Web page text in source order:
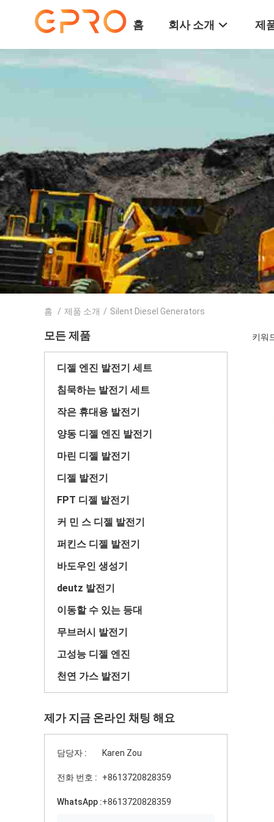
홈 회사 소개 제
홈 / 제품 소개 / Silent Diesel Generators
모든 제품
디젤 엔진 발전기 세트
침묵하는 발전기 세트
작은 휴대용 발전기
양동 디젤 엔진 발전기
마린 디젤 발전기
디젤 발전기
FPT 디젤 발전기
커 민 스 디젤 발전기
퍼킨스 디젤 발전기
바도우인 생성기
deutz 발전기
이동할 수 있는 등대
무브러시 발전기
고성능 디젤 엔진
천연 가스 발전기
제가 지금 온라인 채팅 해요
담당자 : Karen Zou
전화 번호 : +8613720828359
WhatsApp :+8613720828359
키워